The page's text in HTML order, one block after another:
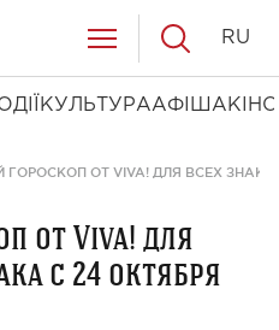
КУЛЬТУРААФІША КІНО
RU
ГОРОСКОП ОТ VIVA! ДЛЯ ВСЕХ
от Viva! для
с 24 октября